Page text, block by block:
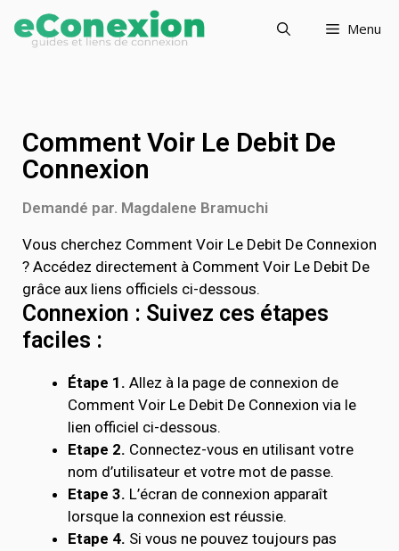
Menu
Comment Voir Le Debit De
Connexion
Demandé par. Magdalene Bramuchi
Vous cherchez Comment Voir Le Debit De Connexion
? Accédez directement à Comment Voir Le Debit De
grâce aux liens officiels ci-dessous.
Connexion : Suivez ces étapes
faciles :
Étape 1. Allez à la page de connexion de
Comment Voir Le Debit De Connexion via le
lien officiel ci-dessous.
Etape 2. Connectez-vous en utilisant votre
nom d’utilisateur et votre mot de passe.
Etape 3. L’écran de connexion apparaît
lorsque la connexion est réussie.
Etape 4. Si vous ne pouvez toujours pas